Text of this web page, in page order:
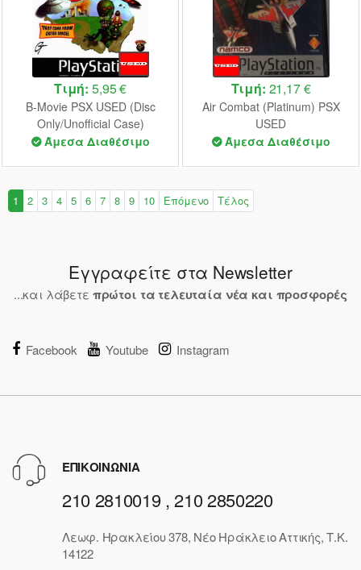
Τιμή: 5,95 €
B-Movie PSX USED (Disc
Only/Unofficial Case)
Άμεσα Διαθέσιμο
Τιμή: 21,17 €
Air Combat (Platinum) PSX
USED
Άμεσα Διαθέσιμο
1 2 3 4 5 6 7 8 9 10 Επόμενο Τέλος
Εγγραφείτε στα Newsletter
...και λάβετε πρώτοι τα τελευταία νέα και προσφορές
Facebook Youtube Instagram
ΕΠΙΚΟΙΝΩΝΙΑ
210 2810019 , 210 2850220
Λεωφ. Ηρακλείου 378, Νέο Ηράκλειο Αττικής, Τ.Κ.
14122